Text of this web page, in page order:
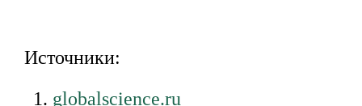
Источники:
globalscience.ru